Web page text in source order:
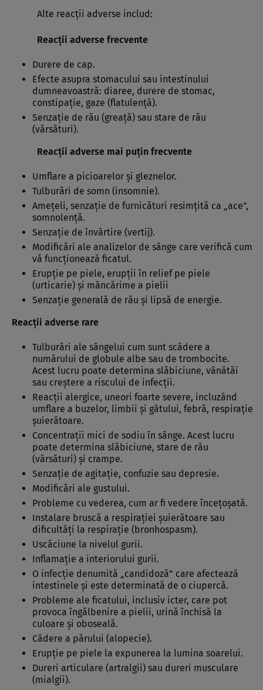
Alte reacţii adverse includ:
Reacţii adverse frecvente
Durere de cap.
Efecte asupra stomacului sau intestinului
dumneavoastră: diaree, durere de stomac,
constipaţie, gaze (flatulenţă).
Senzaţie de rău (greaţă) sau stare de rău
(vărsături).
Reacţii adverse mai puţin frecvente
Umflare a picioarelor şi gleznelor.
Tulburări de somn (insomnie).
Ameţeli, senzaţie de furnicături resimţită ca „ace”,
somnolenţă.
Senzaţie de învârtire (vertij).
Modificări ale analizelor de sânge care verifică cum
vă funcţionează ficatul.
Erupţie pe piele, erupţii în relief pe piele
(urticarie) şi mâncărime a pielii
Senzaţie generală de rău şi lipsă de energie.
Reacţii adverse rare
Tulburări ale sângelui cum sunt scădere a
numărului de globule albe sau de trombocite.
Acest lucru poate determina slăbiciune, vânătăi
sau creştere a riscului de infecţii.
Reacţii alergice, uneori foarte severe, incluzând
umflare a buzelor, limbii şi gâtului, febră, respiraţie
şuierătoare.
Concentraţii mici de sodiu în sânge. Acest lucru
poate determina slăbiciune, stare de rău
(vărsături) şi crampe.
Senzaţie de agitaţie, confuzie sau depresie.
Modificări ale gustului.
Probleme cu vederea, cum ar fi vedere înceţoşată.
Instalare bruscă a respiraţiei şuierătoare sau
dificultăţi la respiraţie (bronhospasm).
Uscăciune la nivelul gurii.
Inflamaţie a interiorului gurii.
O infecţie denumită „candidoză” care afectează
intestinele şi este determinată de o ciupercă.
Probleme ale ficatului, inclusiv icter, care pot
provoca îngălbenire a pielii, urină închisă la
culoare şi oboseală.
Cădere a părului (alopecie).
Erupţie pe piele la expunerea la lumina soarelui.
Dureri articulare (artralgii) sau dureri musculare
(mialgii).